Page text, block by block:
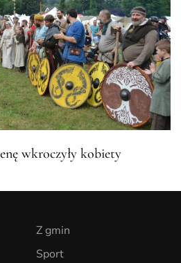
wkroczyły kobiety
Z gmin
Sport